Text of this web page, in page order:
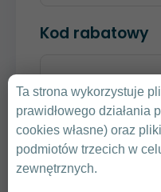
Kod rabatowy
Klikając „Wyślij”
przez Krajowe
Ta strona wykorzystuje
prawidłowego działania
cookies własne) oraz
podmiotów trzecich w
zewnętrznych.